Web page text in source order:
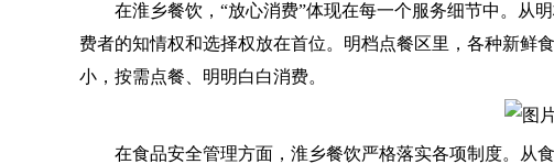
在淮乡餐饮，“放心消费”体现在每一个服务细节中。从
费者的知情权和选择权放在首位。明档点餐区里，各种新鲜
小，按需点餐、明明白白消费。
在食品安全管理方面，淮乡餐饮严格落实各项制度。从